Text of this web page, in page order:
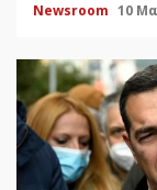
Newsroom 10